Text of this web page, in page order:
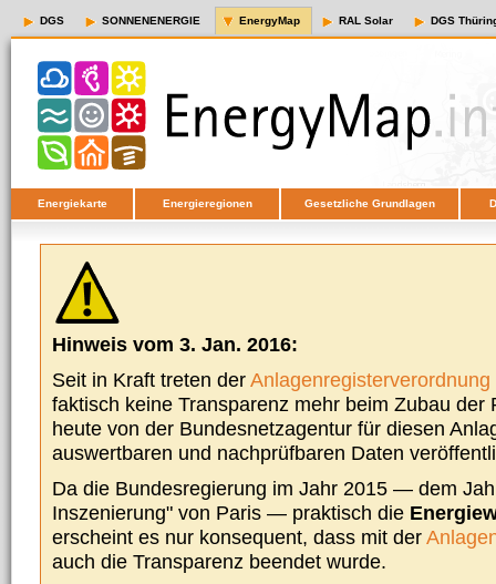
DGS SONNENENERGIE EnergyMap RAL Solar DGS
Energiekarte Energieregionen Gesetzliche Grundlagen
Hinweis vom 3. Jan. 2016:
Seit in Kraft treten derAnlagenregisterverordnung
faktisch keine Transparenz mehr beim Zubau der
heute von der Bundesnetzagentur für diesen
auswertbaren und nachprüfbaren Daten
Da die Bundesregierung im Jahr 2015 — dem
Inszenierung" von Paris — praktisch die
erscheint es nur konsequent, dass mit der
auch die Transparenz beendet wurde.